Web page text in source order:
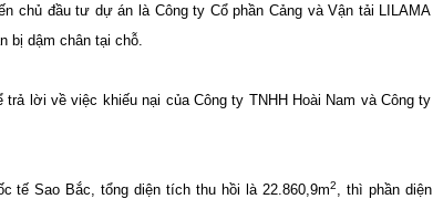
chủ đầu tư dự án là Công ty Cổ phần Cảng và Vận tải LILAMA
bị dậm chân tại chỗ.
lời về việc khiếu nại của Công ty TNHH Hoài Nam và Công ty
tế Sao Bắc, tổng diện tích thu hồi là 22.860,9m2
, thì phần diện